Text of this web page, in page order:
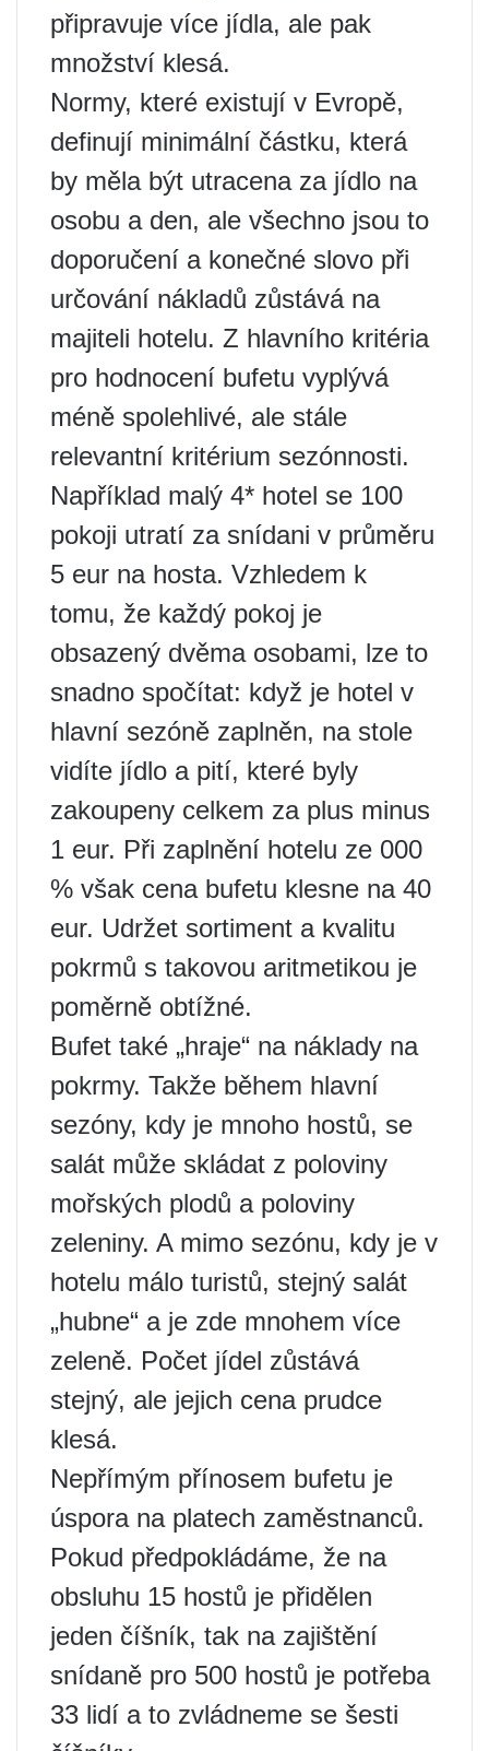
připravuje více jídla, ale pak
množství klesá.
Normy, které existují v Evropě,
definují minimální částku, která
by měla být utracena za jídlo na
osobu a den, ale všechno jsou to
doporučení a konečné slovo při
určování nákladů zůstává na
majiteli hotelu. Z hlavního kritéria
pro hodnocení bufetu vyplývá
méně spolehlivé, ale stále
relevantní kritérium sezónnosti.
Například malý 4* hotel se 100
pokoji utratí za snídani v průměru
5 eur na hosta. Vzhledem k
tomu, že každý pokoj je
obsazený dvěma osobami, lze to
snadno spočítat: když je hotel v
hlavní sezóně zaplněn, na stole
vidíte jídlo a pití, které byly
zakoupeny celkem za plus minus
1 eur. Při zaplnění hotelu ze 000
% však cena bufetu klesne na 40
eur. Udržet sortiment a kvalitu
pokrmů s takovou aritmetikou je
poměrně obtížné.
Bufet také „hraje“ na náklady na
pokrmy. Takže během hlavní
sezóny, kdy je mnoho hostů, se
salát může skládat z poloviny
mořských plodů a poloviny
zeleniny. A mimo sezónu, kdy je v
hotelu málo turistů, stejný salát
„hubne“ a je zde mnohem více
zeleně. Počet jídel zůstává
stejný, ale jejich cena prudce
klesá.
Nepřímým přínosem bufetu je
úspora na platech zaměstnanců.
Pokud předpokládáme, že na
obsluhu 15 hostů je přidělen
jeden číšník, tak na zajištění
snídaně pro 500 hostů je potřeba
33 lidí a to zvládneme se šesti